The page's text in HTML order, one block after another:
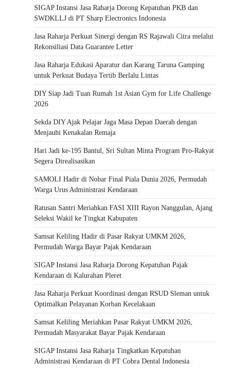
SIGAP Instansi Jasa Raharja Dorong Kepatuhan PKB dan
SWDKLLJ di PT Sharp Electronics Indonesia
Jasa Raharja Perkuat Sinergi dengan RS Rajawali Citra melalui
Rekonsiliasi Data Guarantee Letter
Jasa Raharja Edukasi Aparatur dan Karang Taruna Gamping
untuk Perkuat Budaya Tertib Berlalu Lintas
DIY Siap Jadi Tuan Rumah 1st Asian Gym for Life Challenge
2026
Sekda DIY Ajak Pelajar Jaga Masa Depan Daerah dengan
Menjauhi Kenakalan Remaja
Hari Jadi ke-195 Bantul, Sri Sultan Minta Program Pro-Rakyat
Segera Direalisasikan
SAMOLI Hadir di Nobar Final Piala Dunia 2026, Permudah
Warga Urus Administrasi Kendaraan
Ratusan Santri Meriahkan FASI XIII Rayon Nanggulan, Ajang
Seleksi Wakil ke Tingkat Kabupaten
Samsat Keliling Hadir di Pasar Rakyat UMKM 2026,
Permudah Warga Bayar Pajak Kendaraan
SIGAP Instansi Jasa Raharja Dorong Kepatuhan Pajak
Kendaraan di Kalurahan Pleret
Jasa Raharja Perkuat Koordinasi dengan RSUD Sleman untuk
Optimalkan Pelayanan Korban Kecelakaan
Samsat Keliling Meriahkan Pasar Rakyat UMKM 2026,
Permudah Masyarakat Bayar Pajak Kendaraan
SIGAP Instansi Jasa Raharja Tingkatkan Kepatuhan
Administrasi Kendaraan di PT Cobra Dental Indonesia